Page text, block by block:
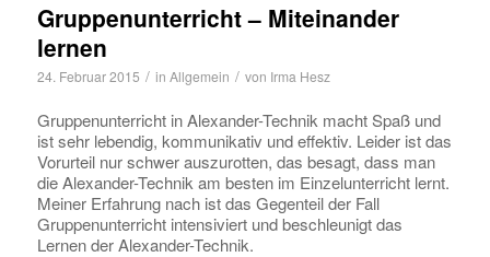
Gruppenunterricht – Miteinander
lernen
24. Februar 2015 / in Allgemein / von Irma Hesz
Gruppenunterricht in Alexander-Technik macht Spaß und
ist sehr lebendig, kommunikativ und effektiv. Leider ist das
Vorurteil nur schwer auszurotten, das besagt, dass man
die Alexander-Technik am besten im Einzelunterricht lernt.
Meiner Erfahrung nach ist das Gegenteil der Fall 
Gruppenunterricht intensiviert und beschleunigt das
Lernen der Alexander-Technik.